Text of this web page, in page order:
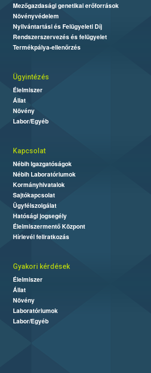
Mezőgazdasági genetikai erőforrások
Növényvédelem
Nyilvántartási és Felügyeleti Díj
Rendszerszervezés és felügyelet
Termékpálya-ellenőrzés
Ügyintézés
Élelmiszer
Állat
Növény
Labor/Egyéb
Kapcsolat
Nébih Igazgatóságok
Nébih Laboratóriumok
Kormányhivatalok
Sajtókapcsolat
Ügyfélszolgálat
Hatósági jogsegély
Élelmiszermentő Központ
Hírlevél feliratkozás
Gyakori kérdések
Élelmiszer
Állat
Növény
Laboratóriumok
Labor/Egyéb